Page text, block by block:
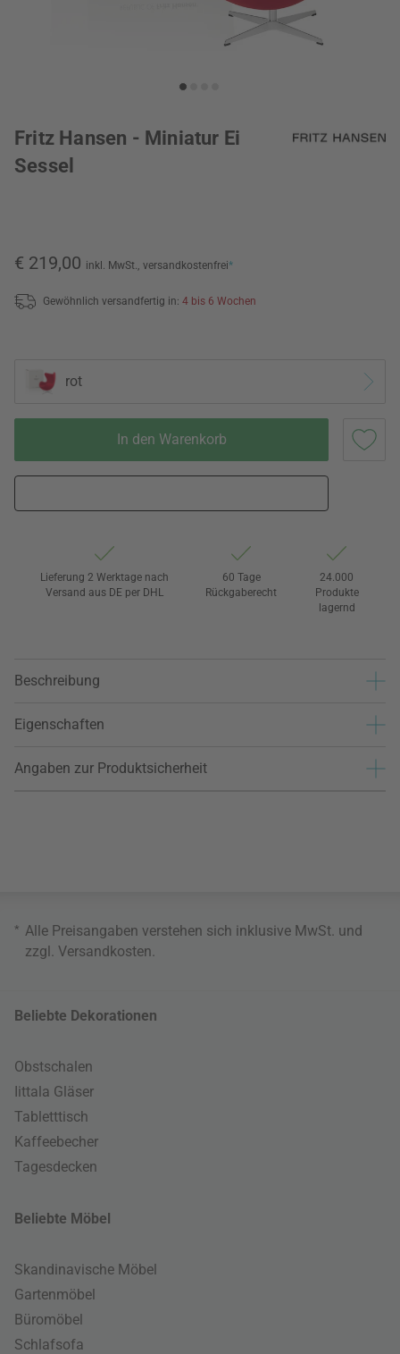
Fritz Hansen - Miniatur Ei
Sessel
€ 219,00 inkl. MwSt., versandkostenfrei*
Gewöhnlich versandfertig in: 4 bis 6 Wochen
rot
In den Warenkorb
Lieferung 2 Werktage nach
Versand aus DE per DHL
60 Tage
Rückgaberecht
24.000
Produkte
lagernd
Beschreibung
Eigenschaften
Angaben zur Produktsicherheit
* Alle Preisangaben verstehen sich inklusive MwSt. und
zzgl. Versandkosten
Beliebte Dekorationen
Obstschalen
Iittala Gläser
Tabletttisch
Kaffeebecher
Tagesdecken
Beliebte Möbel
Skandinavische Möbel
Gartenmöbel
Büromöbel
Schlafsofa